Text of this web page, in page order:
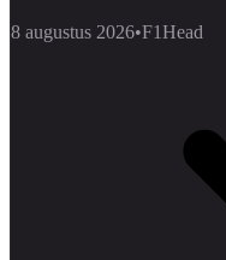
8 augustus 2026•F1Head